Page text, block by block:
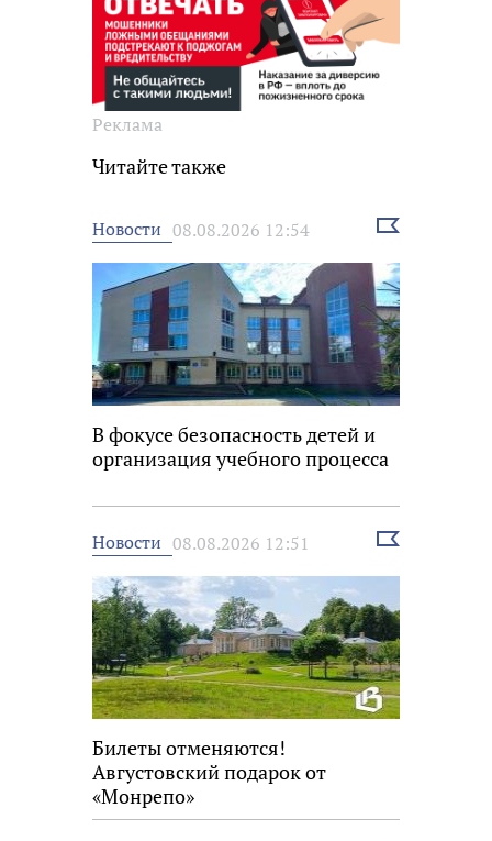
Реклама
Читайте также
Новости 08.08.2026 12:54
Выбрать
В фокусе безопасность детей и
организация учебного процесса
Новости 08.08.2026 12:51
Выбрать
Билеты отменяются!
Августовский подарок от
«Монрепо»